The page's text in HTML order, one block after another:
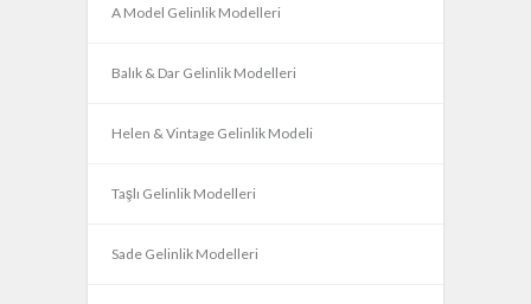
A Model Gelinlik Modelleri
Balık & Dar Gelinlik Modelleri
Helen & Vintage Gelinlik Modeli
Taşlı Gelinlik Modelleri
Sade Gelinlik Modelleri